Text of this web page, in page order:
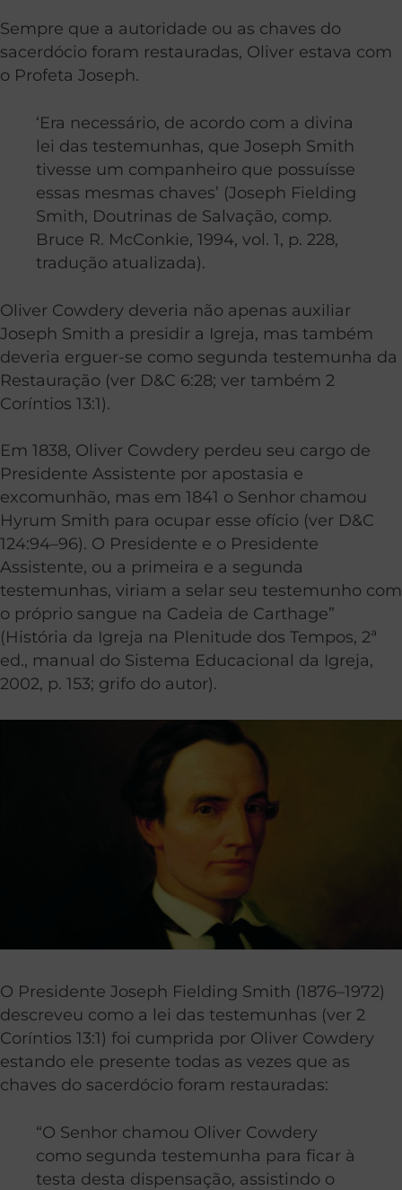
Sempre que a autoridade ou as chaves do
sacerdócio foram restauradas, Oliver estava com
o Profeta Joseph.
‘Era necessário, de acordo com a divina
lei das testemunhas, que Joseph Smith
tivesse um companheiro que possuísse
essas mesmas chaves’ (Joseph Fielding
Smith, Doutrinas de Salvação, comp.
Bruce R. McConkie, 1994, vol. 1, p. 228,
tradução atualizada).
Oliver Cowdery deveria não apenas auxiliar
Joseph Smith a presidir a Igreja, mas também
deveria erguer-se como segunda testemunha da
Restauração (ver D&C 6:28; ver também 2
Coríntios 13:1).
Em 1838, Oliver Cowdery perdeu seu cargo de
Presidente Assistente por apostasia e
excomunhão, mas em 1841 o Senhor chamou
Hyrum Smith para ocupar esse ofício (ver D&C
124:94–96). O Presidente e o Presidente
Assistente, ou a primeira e a segunda
testemunhas, viriam a selar seu testemunho com
o próprio sangue na Cadeia de Carthage”
(História da Igreja na Plenitude dos Tempos, 2ª
ed., manual do Sistema Educacional da Igreja,
2002, p. 153; grifo do autor).
O Presidente Joseph Fielding Smith (1876–1972)
descreveu como a lei das testemunhas (ver 2
Coríntios 13:1) foi cumprida por Oliver Cowdery
estando ele presente todas as vezes que as
chaves do sacerdócio foram restauradas:
“O Senhor chamou Oliver Cowdery
como segunda testemunha para ficar à
testa desta dispensação, assistindo o